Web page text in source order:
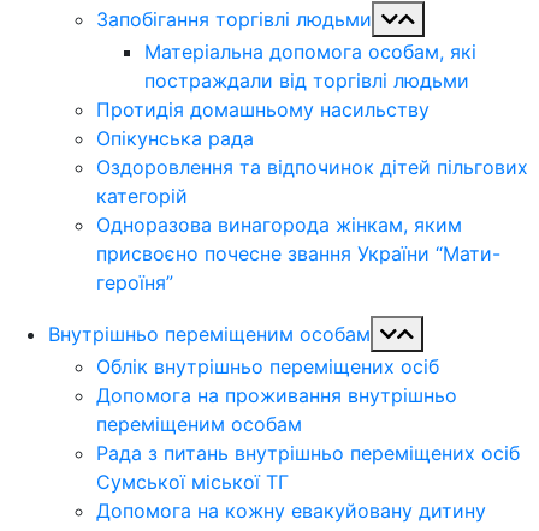
Запобігання торгівлі людьми
Матеріальна допомога особам, які
постраждали від торгівлі людьми
Протидія домашньому насильству
Опікунська рада
Оздоровлення та відпочинок дітей пільгових
категорій
Одноразова винагорода жінкам, яким
присвоєно почесне звання України “Мати-
героїня”
Внутрішньо переміщеним особам
Облік внутрішньо переміщених осіб
Допомога на проживання внутрішньо
переміщеним особам
Рада з питань внутрішньо переміщених осіб
Сумської міської ТГ
Допомога на кожну евакуйовану дитину